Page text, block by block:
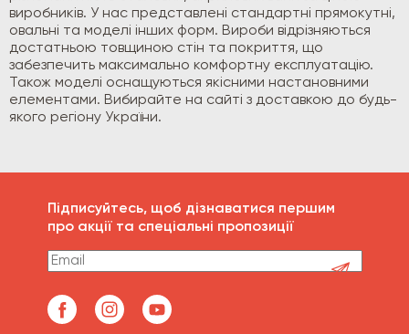
виробників. У нас представлені стандартні прямокутні,
овальні та моделі інших форм. Вироби відрізняються
достатньою товщиною стін та покриття, що
забезпечить максимально комфортну експлуатацію.
Також моделі оснащуються якісними настановними
елементами. Вибирайте на сайті з доставкою до будь-
якого регіону України.
Підписуйтесь, щоб дізнаватися першим
про акції та спеціальні пропозиції